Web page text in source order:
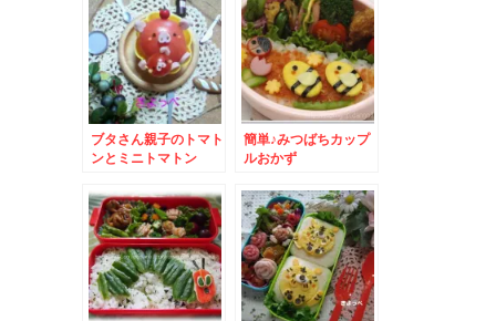
ブタさん親子のトマト
ンとミニトマトン
簡単♪みつばちカップ
ルおかず